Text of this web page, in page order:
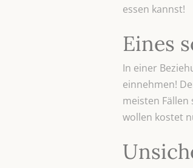
essen kannst!
Eines
In einer
einnehmen!
meisten Fällen
wollen kostet